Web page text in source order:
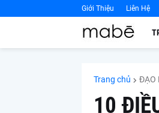
Giới Thiệu Liên Hệ
Trang chủ ĐẠO
10